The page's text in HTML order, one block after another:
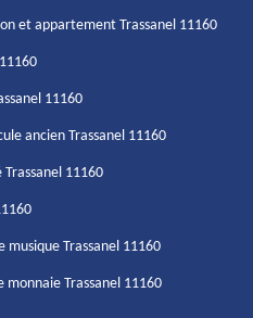
et appartement Trassanel 11160
11160
ancien Trassanel 11160
11160
Trassanel 11160
Trassanel 11160